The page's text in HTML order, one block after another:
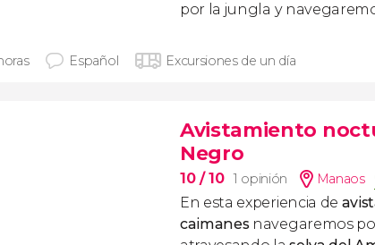
por la jungla y
Español Excursiones de un día
Avistamiento
Negro
10/ 10 1 opinión Manaos
En esta experiencia de
caimanesnavegaremos